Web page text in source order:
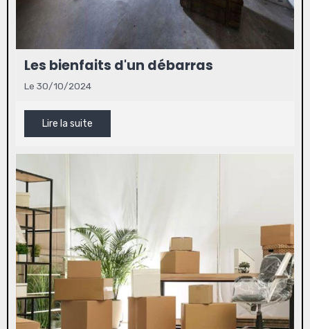
Les bienfaits d'un débarras
Le 30/10/2024
Lire la suite